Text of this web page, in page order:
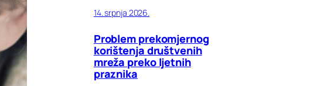
14. srpnja 2026.
Problem prekomjernog
korištenja društvenih
mreža preko ljetnih
praznika